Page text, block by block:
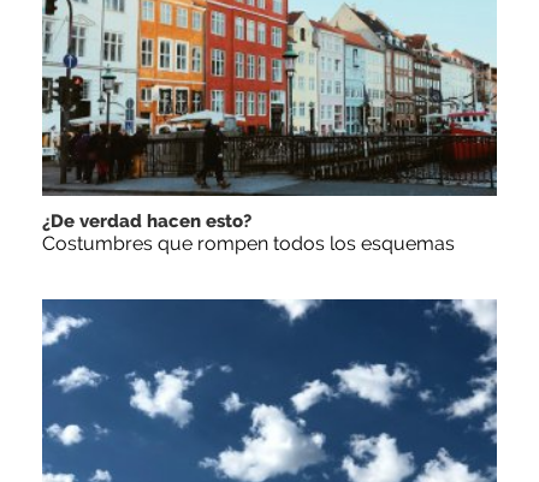
¿De verdad hacen esto?
Costumbres que rompen todos los esquemas